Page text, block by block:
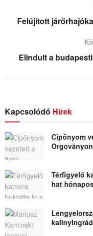
Felújított
Elindult a
Kapcsolódó Hírek
Cipőnyom
Orgoványon
Térfigyelő
hat